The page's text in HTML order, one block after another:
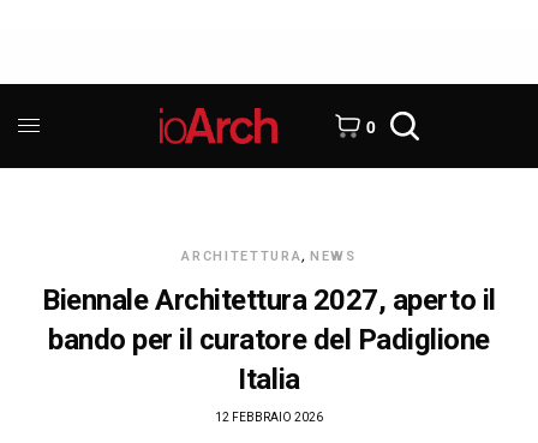
0
ARCHITETTURA, NEWS
Biennale Architettura 2027, aperto il
bando per il curatore del Padiglione
Italia
12 FEBBRAIO 2026